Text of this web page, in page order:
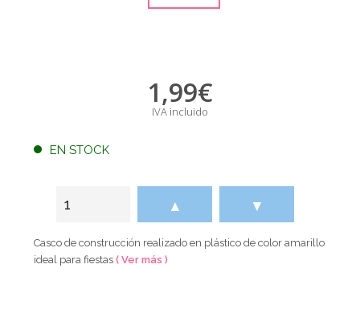
1,99€
IVA incluido
EN STOCK
▲ ▼
Casco de construcción realizado en plástico de color amarillo
ideal para fiestas( Ver más )